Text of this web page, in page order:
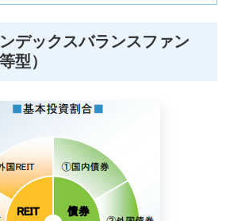
デックスバランスファン
型）